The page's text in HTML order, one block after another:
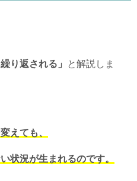
り返される」
と解説しま
えても、
状況が生まれるのです。